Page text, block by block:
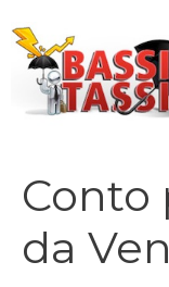
contenuto
Conto
da